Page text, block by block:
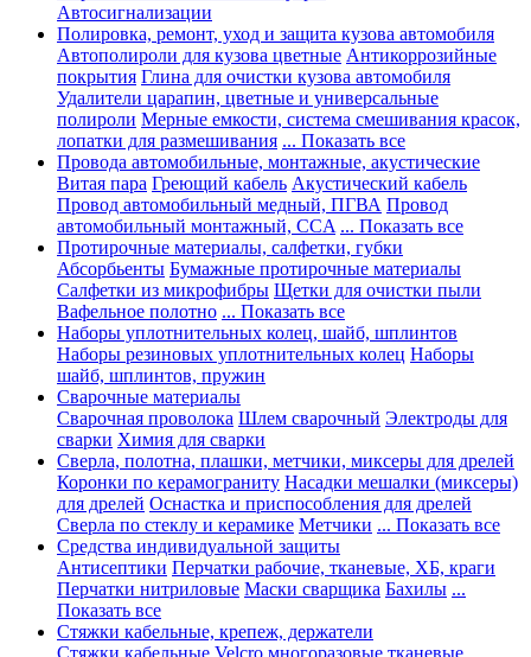
Автосигнализации
Полировка, ремонт, уход и защита кузова автомобиля
Автополироли для кузова цветные Антикоррозийные
покрытия Глина для очистки кузова автомобиля
Удалители царапин, цветные и универсальные
полироли Мерные емкости, система смешивания красок,
лопатки для размешивания ... Показать все
Провода автомобильные, монтажные, акустические
Витая пара Греющий кабель Акустический кабель
Провод автомобильный медный, ПГВА Провод
автомобильный монтажный, CCA ... Показать все
Протирочные материалы, салфетки, губки
Абсорбьенты Бумажные протирочные материалы
Салфетки из микрофибры Щетки для очистки пыли
Вафельное полотно ... Показать все
Наборы уплотнительных колец, шайб, шплинтов
Наборы резиновых уплотнительных колец Наборы
шайб, шплинтов, пружин
Сварочные материалы
Сварочная проволока Шлем сварочный Электроды для
сварки Химия для сварки
Сверла, полотна, плашки, метчики, миксеры для дрелей
Коронки по керамограниту Насадки мешалки (миксеры)
для дрелей Оснастка и приспособления для дрелей
Сверла по стеклу и керамике Метчики ... Показать все
Средства индивидуальной защиты
Антисептики Перчатки рабочие, тканевые, ХБ, краги
Перчатки нитриловые Маски сварщика Бахилы ...
Показать все
Стяжки кабельные, крепеж, держатели
Стяжки кабельные Velcro многоразовые тканевые